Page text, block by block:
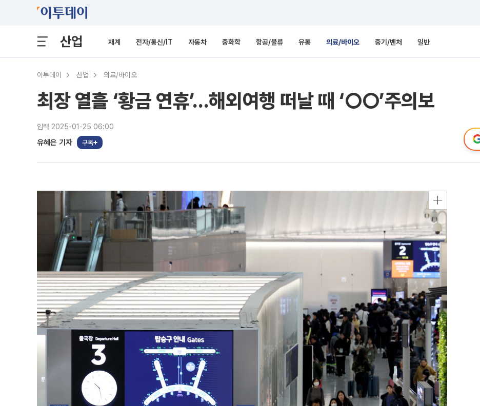
산업 재계 전자/통신/IT 자동차 중화학 항공/물류 유통 의료/바이오 중기/벤처 일반
이투데이 산업 의료/바이오
최장 열흘 ‘황금 연휴’…해외여행 떠날 때 ‘○○’주의보
입력 2025-01-25 06:00
유혜은 기자 구독